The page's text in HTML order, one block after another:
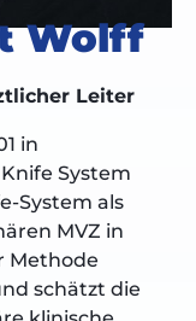
Wolff
Leiter
in
System
System als
MVZ in
Methode
schätzt die